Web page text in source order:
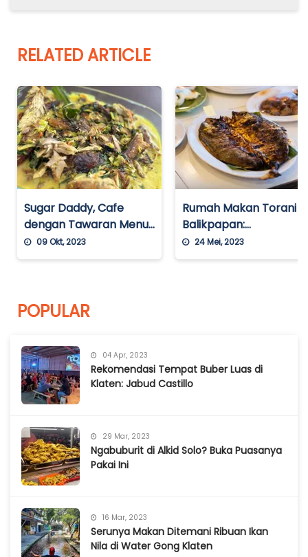
RELATED ARTICLE
Sugar Daddy, Cafe
dengan Tawaran Menu
Khas Manado Hingga
Kopi Maniso
09 Okt, 2023
Rumah Makan Torani
Balikpapan:
Rekomendasi Restoran
Cocok untuk
24 Mei, 2023
POPULAR
04 Apr, 2023
Rekomendasi Tempat Buber Luas di
Klaten: Jabud Castillo
29 Mar, 2023
Ngabuburit di Alkid Solo? Buka Puasanya
Pakai Ini
16 Mar, 2023
Serunya Makan Ditemani Ribuan Ikan
Nila di Water Gong Klaten